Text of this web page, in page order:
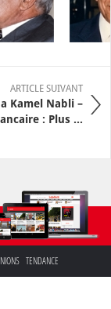
ARTICLE SUIVANT
Kamel Nabli –
: Plus ...
TENDANCE